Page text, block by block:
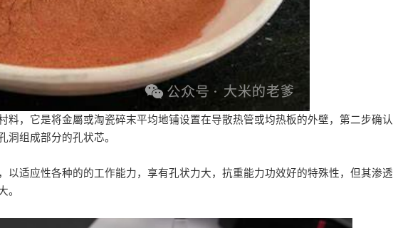
，它是将金屬或淘瓷碎末平均地铺设置在导散热管或均热板的外壁，第二步确认
洞组成部分的孔状芯。
适应性各种的的工作能力，享有孔状力大，抗重能力功效好的特殊性，但其渗透
。